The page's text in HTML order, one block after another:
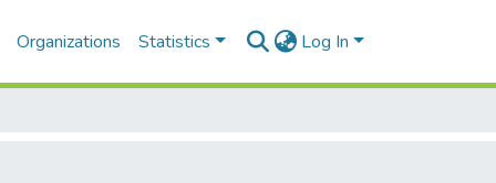
Organizations Statistics Log In